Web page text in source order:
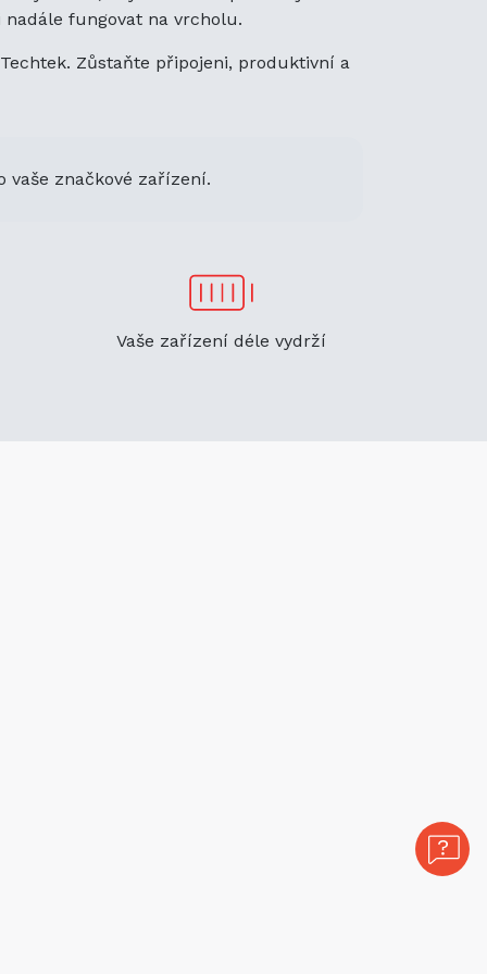
fungovat na vrcholu.
Zůstaňte připojeni, produktivní a
vaše značkové zařízení.
Vaše zařízení déle vydrží